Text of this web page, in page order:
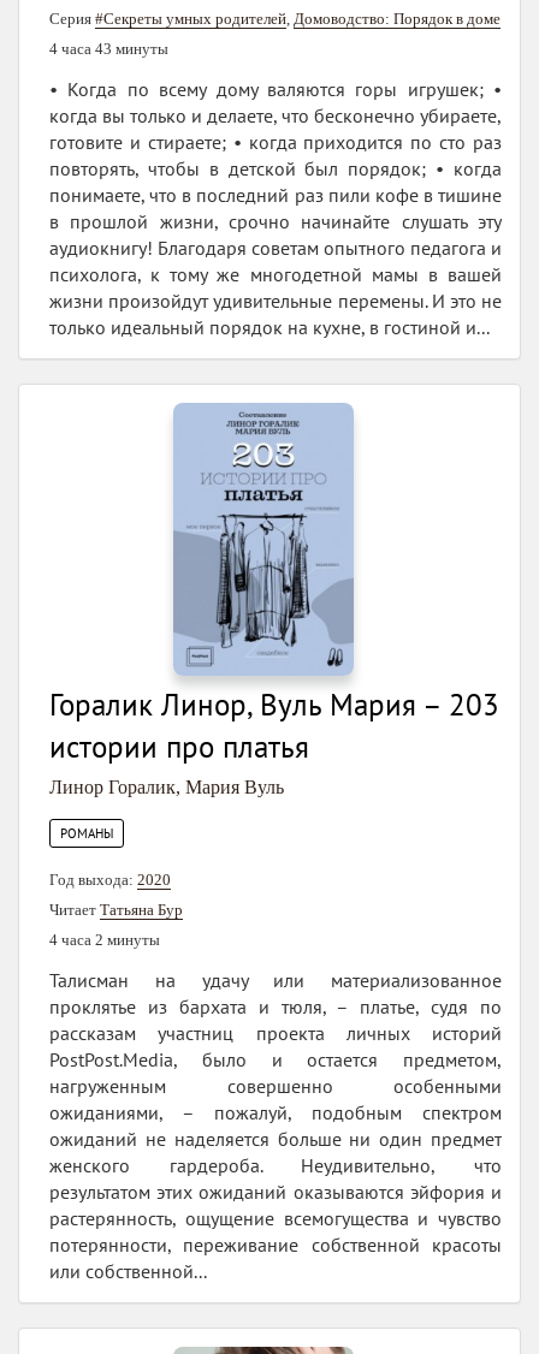
Серия #Секреты умных родителей, Домоводство: Порядок в доме
4 часа 43 минуты
• Когда по всему дому валяются горы игрушек; •
когда вы только и делаете, что бесконечно убираете,
готовите и стираете; • когда приходится по сто раз
повторять, чтобы в детской был порядок; • когда
понимаете, что в последний раз пили кофе в тишине
в прошлой жизни, срочно начинайте слушать эту
аудиокнигу! Благодаря советам опытного педагога и
психолога, к тому же многодетной мамы в вашей
жизни произойдут удивительные перемены. И это не
только идеальный порядок на кухне, в гостиной и...
Горалик Линор, Вуль Мария – 203
истории про платья
Линор Горалик, Мария Вуль
РОМАНЫ
Год выхода: 2020
Читает Татьяна Бур
4 часа 2 минуты
Талисман на удачу или материализованное
проклятье из бархата и тюля, – платье, судя по
рассказам участниц проекта личных историй
PostPost.Media, было и остается предметом,
нагруженным совершенно особенными
ожиданиями, – пожалуй, подобным спектром
ожиданий не наделяется больше ни один предмет
женского гардероба. Неудивительно, что
результатом этих ожиданий оказываются эйфория и
растерянность, ощущение всемогущества и чувство
потерянности, переживание собственной красоты
или собственной...